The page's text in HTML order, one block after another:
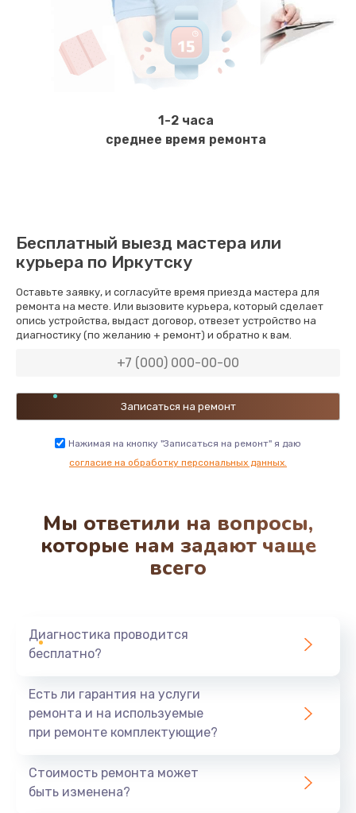
1-2 часа
среднее время ремонта
Бесплатный выезд мастера или
курьера по Иркутску
Оставьте заявку, и согласуйте время приезда мастера для
ремонта на месте. Или вызовите курьера, который сделает
опись устройства, выдаст договор, отвезет устройство на
диагностику (по желанию + ремонт) и обратно к вам.
Нажимая на кнопку "Записаться на ремонт" я даю
согласие на обработку персональных данных.
Мы ответили на вопросы,
которые нам задают чаще
всего
Диагностика проводится
бесплатно?
Есть ли гарантия на услуги
ремонта и на используемые
при ремонте комплектующие?
Стоимость ремонта может
быть изменена?